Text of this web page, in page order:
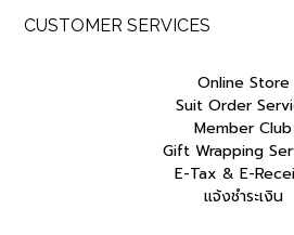
CUSTOMER SERVICES
Online Store
Suit Order
Member Club
Gift Wrapping
E-Tax & E-
แจ้งชำระเงิน